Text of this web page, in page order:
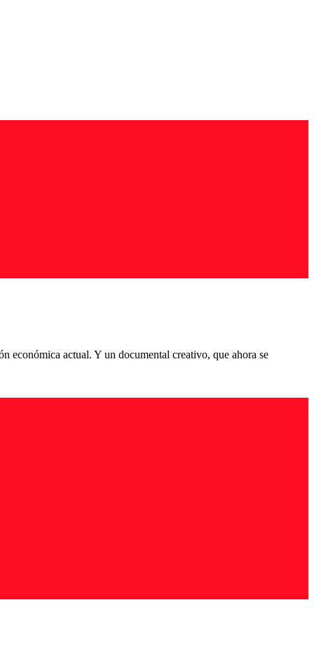
económica actual. Y un documental creativo, que ahora se